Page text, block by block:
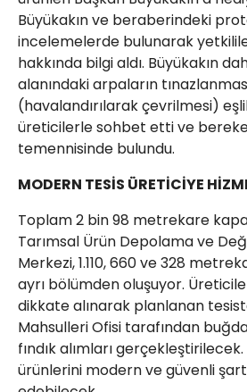
Büyükakın ve beraberindeki
incelemelerde bulunarak
hakkında bilgi aldı. Büyükakın
alanındaki arpaların
(havalandırılarak çevrilmesi)
üreticilerle sohbet etti ve
temennisinde bulundu.
MODERN TESİS ÜRETİCİYE
Toplam 2 bin 98 metrekare
Tarımsal Ürün Depolama ve
Merkezi, 1.110, 660 ve 328
ayrı bölümden oluşuyor.
dikkate alınarak planlanan
Mahsulleri Ofisi tarafından
fındık alımları
ürünlerini modern ve güvenli